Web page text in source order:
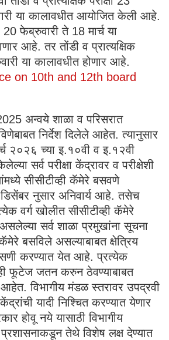
या कालावधीत आयोजित केली आहे.
20 फेब्रुवारी ते 18 मार्च या
आहे. तर तोंडी व प्रात्यक्षिक
या कालावधीत होणार आहे.
on 10th and 12th board
अन्वये शाळा व परिसरात
निर्देश दिलेले आहेत. त्यानुसार
२०२६ च्या इ.१०वी व इ.१२वी
सर्व परीक्षा केंद्रावर व परीक्षेशी
सीसीटीव्ही कॅमेरे बसवणे
नुसार अनिवार्य आहे. तसेच
वर्ग खोलीत सीसीटीव्ही कॅमेरे
सर्व शाळा प्रमुखांना सूचना
बसविले असल्याबाबत क्षेत्रिय
करण्यात येत आहे. प्रत्येक
फूटेज जतन करुन ठेवण्याबाबत
विभागीय मंडळ स्तरावर उपद्रवी
यादी निश्चित करण्यात येणार
होवू नये यासाठी विभागीय
तेथे विशेष लक्ष देण्यात